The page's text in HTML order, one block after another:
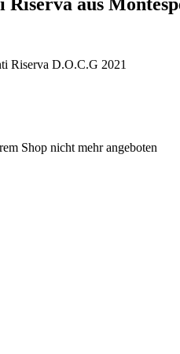
Riserva D.O.C.G 2021
Shop nicht mehr angeboten